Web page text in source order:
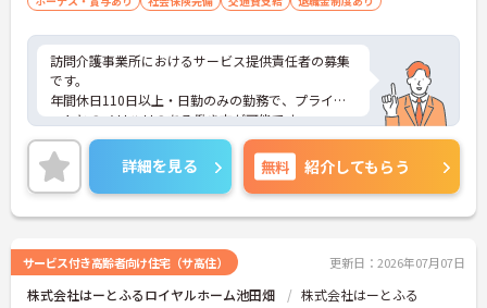
訪問介護事業所におけるサービス提供責任者の募集
です。
年間休日110日以上・日勤のみの勤務で、プライベ
ートとのメリハリのある働き方が可能です。
また、福利厚生が充実しています。働きやすい環境
が整っており、安心して長くご勤務いただけます◎
ご興味のある方には、面接対策ポイントなど、さら
に詳細をご案内しますのでお気軽にご相談くださ
い！
詳細を見る 無料 紹介してもらう
サービス付き高齢者向け住宅（サ高住） 更新日：2026年07月07日
株式会社はーとふるロイヤルホーム池田畑 株式会社はーとふる